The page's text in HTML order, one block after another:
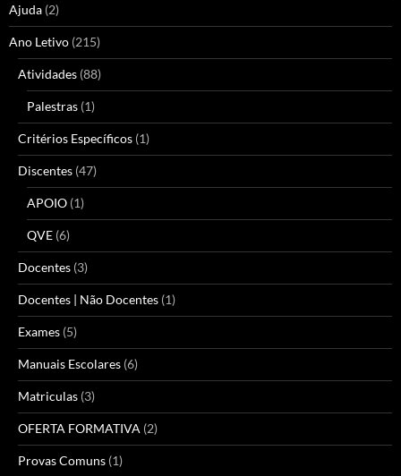
Ajuda (2)
Ano Letivo (215)
Atividades (88)
Palestras (1)
Critérios Específicos (1)
Discentes (47)
APOIO (1)
QVE (6)
Docentes (3)
Docentes | Não Docentes (1)
Exames (5)
Manuais Escolares (6)
Matriculas (3)
OFERTA FORMATIVA (2)
Provas Comuns (1)